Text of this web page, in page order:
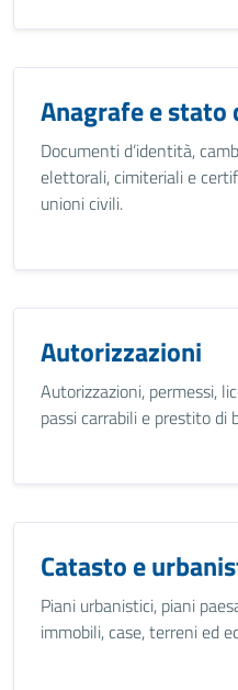
Anagrafe e stato
Documenti d’identità,
elettorali, cimiteriali e
unioni civili.
Autorizzazioni
Autorizzazioni, permessi,
passi carrabili e prestito di
Catasto e
Piani urbanistici, piani
immobili, case, terreni ed